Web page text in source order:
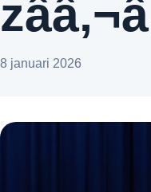
8 januari 2026